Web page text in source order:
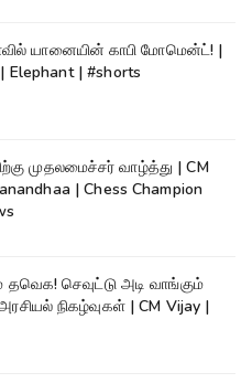
யானையின் காபி மோமென்ட்! |
Elephant | #shorts
முதலமைச்சர் வாழ்த்து | CM
| Chess Champion
தவெக! செவுட்டு அடி வாங்கும்
நிகழ்வுகள் | CM Vijay |